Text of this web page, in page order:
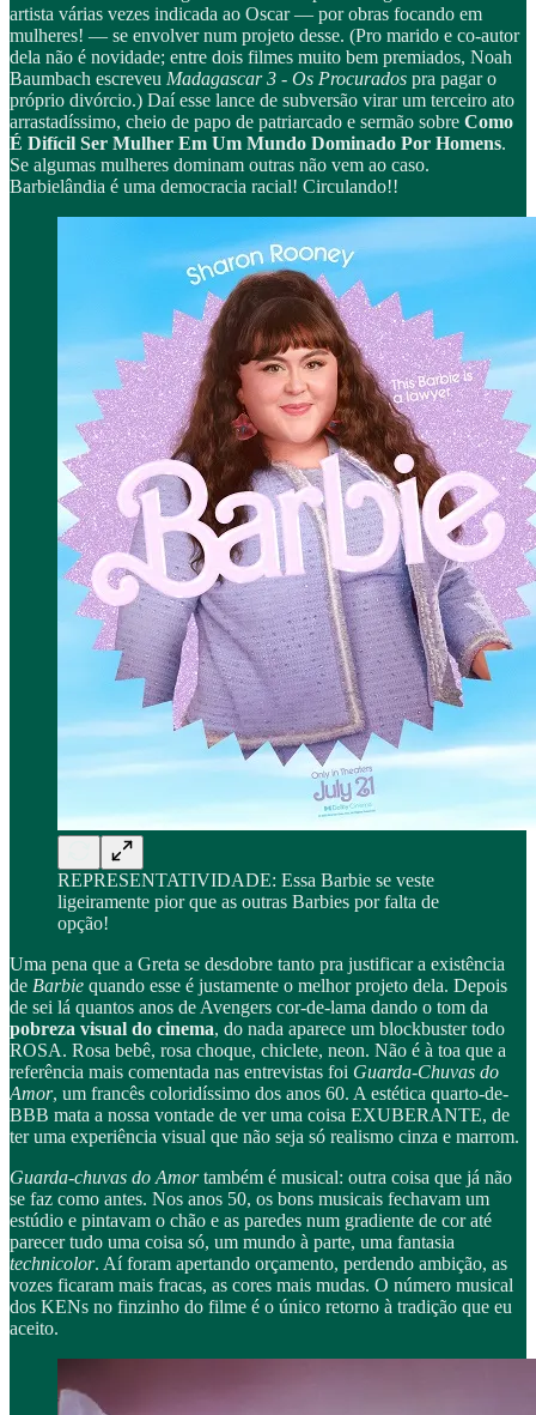
artista várias vezes indicada ao Oscar — por obras focando em
mulheres! — se envolver num projeto desse. (Pro marido e co-autor
dela não é novidade; entre dois filmes muito bem premiados, Noah
Baumbach escreveu Madagascar 3 - Os Procurados pra pagar o
próprio divórcio.) Daí esse lance de subversão virar um terceiro ato
arrastadíssimo, cheio de papo de patriarcado e sermão sobre Como
É Difícil Ser Mulher Em Um Mundo Dominado Por Homens.
Se algumas mulheres dominam outras não vem ao caso.
Barbielândia é uma democracia racial! Circulando!!
REPRESENTATIVIDADE: Essa Barbie se veste
ligeiramente pior que as outras Barbies por falta de
opção!
Uma pena que a Greta se desdobre tanto pra justificar a existência
de Barbie quando esse é justamente o melhor projeto dela. Depois
de sei lá quantos anos de Avengers cor-de-lama dando o tom da
pobreza visual do cinema, do nada aparece um blockbuster todo
ROSA. Rosa bebê, rosa choque, chiclete, neon. Não é à toa que a
referência mais comentada nas entrevistas foi Guarda-Chuvas do
Amor, um francês coloridíssimo dos anos 60. A estética quarto-de-
BBB mata a nossa vontade de ver uma coisa EXUBERANTE, de
ter uma experiência visual que não seja só realismo cinza e marrom.
Guarda-chuvas do Amortambém é musical: outra coisa que já não
se faz como antes. Nos anos 50, os bons musicais fechavam um
estúdio e pintavam o chão e as paredes num gradiente de cor até
parecer tudo uma coisa só, um mundo à parte, uma fantasia
technicolor. Aí foram apertando orçamento, perdendo ambição, as
vozes ficaram mais fracas, as cores mais mudas. O número musical
dos KENs no finzinho do filme é o único retorno à tradição que eu
aceito.